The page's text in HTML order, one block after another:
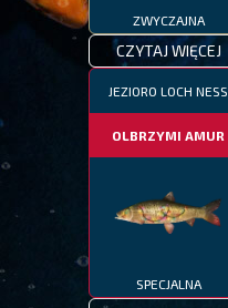
ZWYCZAJNA
CZYTAJ WIĘCEJ
JEZIORO LOCH NESS
OLBRZYMI AMUR
SPECJALNA